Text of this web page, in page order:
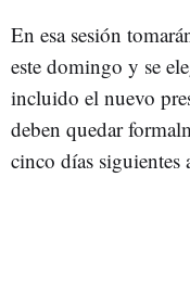
En esa sesión
este domingo y se
incluido el nuevo
deben quedar
cinco días siguientes